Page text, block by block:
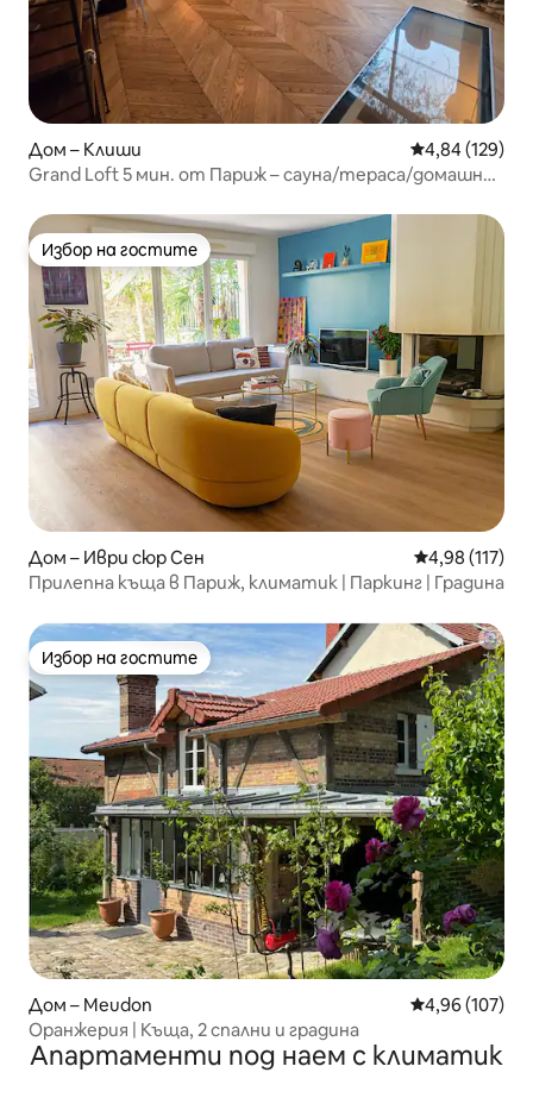
Дом – Клиши Средна
4,84 (129)
Grand Loft 5 мин. от Париж – сауна/тераса/домашно
Избор на гостите
Избор на гостите
Дом – Иври сюр Сен Средна
4,98 (117)
Прилепна къща в Париж, климатик | Паркинг | Градина
Избор на гостите
Избор на гостите
Дом – Meudon Средна
4,96 (107)
Оранжерия | Къща, 2 спални и градина
Апартаменти под наем с климатик